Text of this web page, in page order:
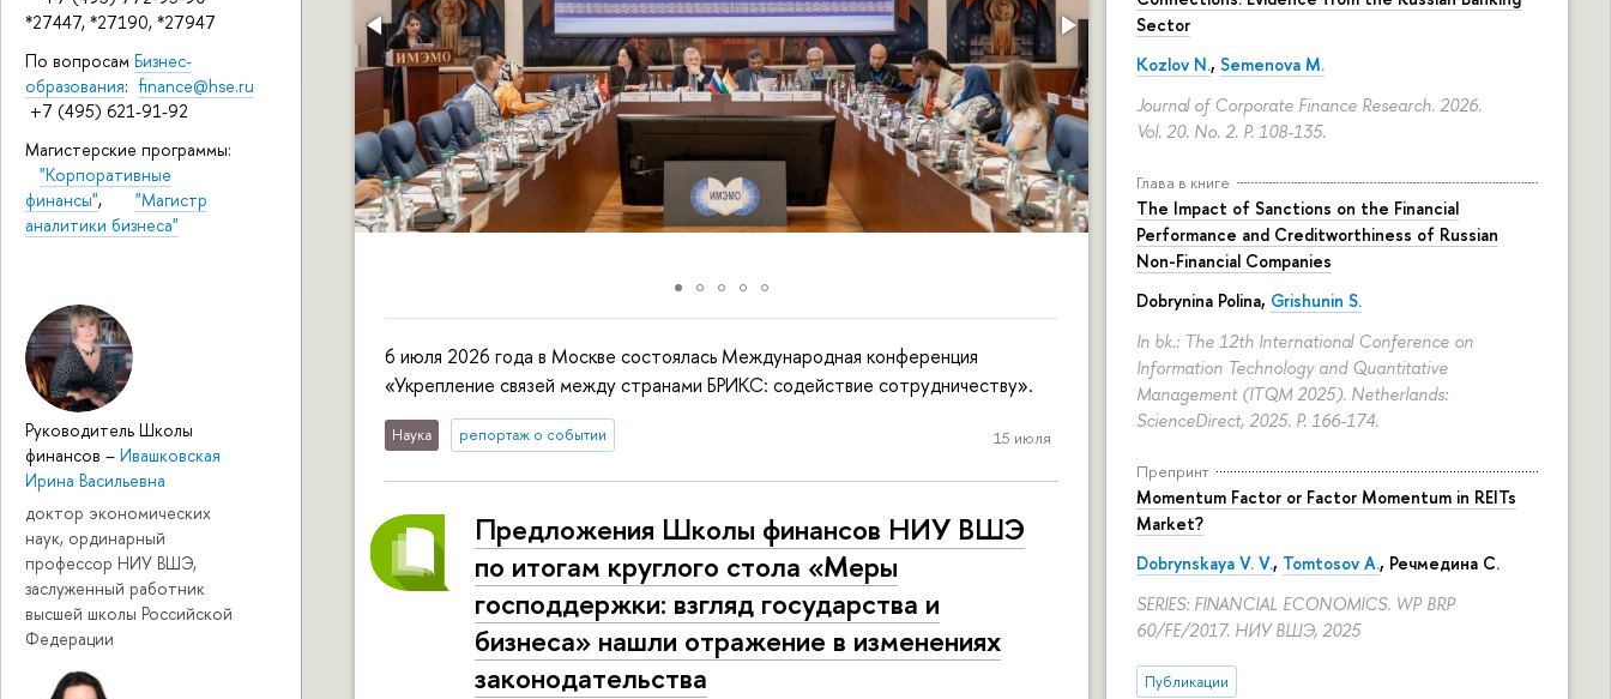
*27447, *27190, *27947
По вопросам Бизнес-
образования: finance@hse.ru
+7 (495) 621-91-92
Магистерские программы:
"Корпоративные
финансы", "Магистр
аналитики бизнеса"
Руководитель Школы
финансов – Ивашковская
Ирина Васильевна
доктор экономических
наук, ординарный
профессор НИУ ВШЭ,
заслуженный работник
высшей школы Российской
Федерации
Sector
Kozlov N., Semenova M.
Journal of Corporate Finance Research. 2026.
Vol. 20. No. 2. P. 108-135.
Глава в книге
The Impact of Sanctions on the Financial
Performance and Creditworthiness of Russian
Non-Financial Companies
Dobrynina Polina, Grishunin S.
In bk.: The 12th International Conference on
Information Technology and Quantitative
Management (ITQM 2025). Netherlands:
ScienceDirect, 2025. P. 166-174.
Препринт
Momentum Factor or Factor Momentum in REITs
Market?
Dobrynskaya V. V., Tomtosov A., Речмедина С.
SERIES: FINANCIAL ECONOMICS. WP BRP
60/FE/2017. НИУ ВШЭ, 2025
Публикации
6 июля 2026 года в Москве состоялась Международная конференция
«Укрепление связей между странами БРИКС: содействие сотрудничеству».
Наука репортаж о событии 15 июля
Предложения Школы финансов НИУ ВШЭ
по итогам круглого стола «Меры
господдержки: взгляд государства и
бизнеса» нашли отражение в изменениях
законодательства